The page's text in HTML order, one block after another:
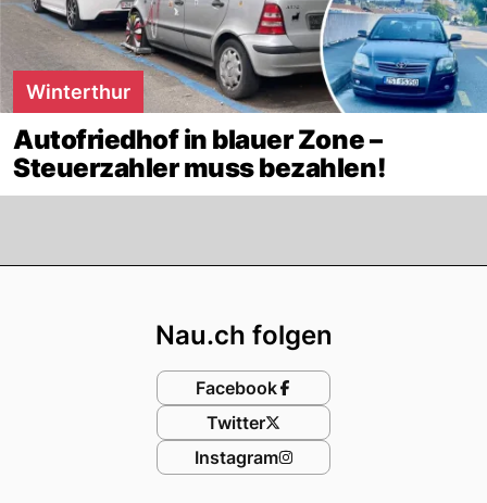
Winterthur
Autofriedhof in blauer Zone –
Steuerzahler muss bezahlen!
Nau.ch folgen
Facebook
Twitter
Instagram